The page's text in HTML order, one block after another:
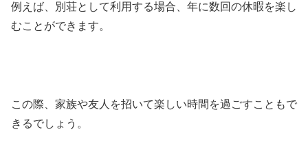
例えば、別荘として利用する場合、年に数回の休暇を楽し
むことができます。
この際、家族や友人を招いて楽しい時間を過ごすこともで
きるでしょう。